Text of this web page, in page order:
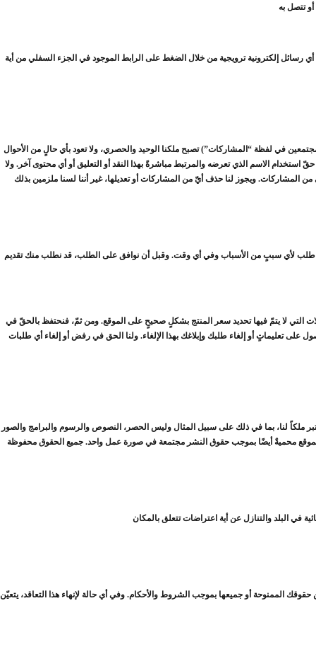
رسائل إلكترونية ترويجية من خلال الضغط على الرابط الموجود في الجزء السفلي من أية
في لفظة “المشاركات”) تصبح ملكنا الوحيد والحصري، ولا تعود بأي حالٍ من الأحوال
استخدام الاسم الذي تعرضه والمرتبط مباشرةً بهذا النقد أو التعليق أو أي محتوى آخر. ولا
طلب لأي سببٍ من الأسباب وفي أي وقت. وقبل أن نوافق على الطلب، قد نطلب منك تقديم
التي لا يتمّ فيها تحديد سعر المنتج بشكلٍ صحيحٍ على الموقع. ومن ثمّ، فنحتفظ بالحقّ في
تعليماتٍ أو إلغاء طلبك وإبلاغك بهذا الإلغاء. ولنا الحق في رفض أو إلغاء أي طلبات
ملكاً لنا، بما في ذلك على سبيل المثال وليس الحصر، النصوص والرسوم والبرامج والصور
حقوقك الممنوحة أو جميعها بموجب الشروط والأحكام. وفي أي حالة لإنهاء هذا التعاقد، يتعيّن